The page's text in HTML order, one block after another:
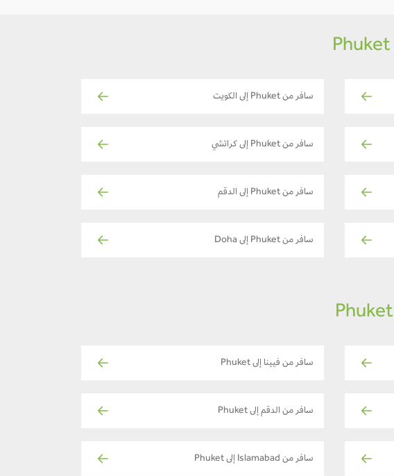
سافر من Phuket إلى الكويت
سافر من Phuket إلى كراتشي
سافر من Phuket إلى الدقم
سافر من Phuket إلى Doha
سافر من فيينا إلى Phuket
سافر من الدقم إلى Phuket
سافر من Islamabad إلى Phuket